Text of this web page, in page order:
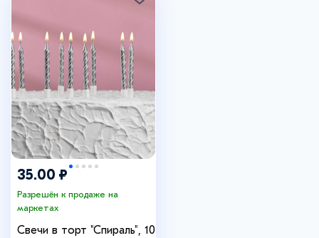
35.00 ₽
Разрешён к продаже на
маркетах
Свечи в торт "Спираль", 10